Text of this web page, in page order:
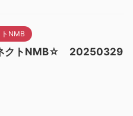
NMB
クトNMB☆ 20250329